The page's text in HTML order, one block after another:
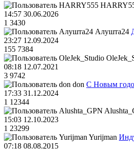
14:57 30.06.2026
1 3430
Алушта24
23:27 12.09.2024
155 7384
08:18 12.07.2021
3 9742
don С Новым
17:33 31.12.2024
1 12344
15:03 12.10.2023
1 23299
Yurijman
07:18 08.08.2015